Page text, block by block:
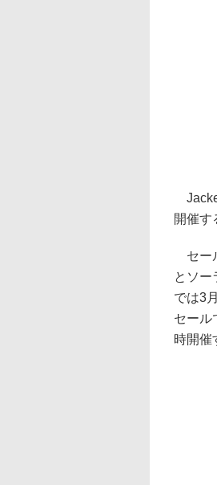
開催す
セー
とソー
では3
セール
時開催